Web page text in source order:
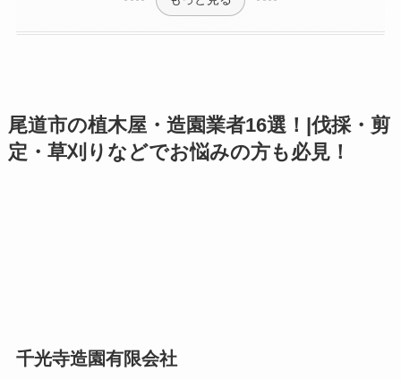
尾道市の植木屋・造園業者16選！|伐採・剪
定・草刈りなどでお悩みの方も必見！
千光寺造園有限会社